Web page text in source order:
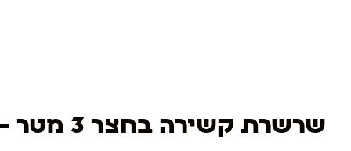
שרשרת קשירה בחצר 3 מטר – עובי 3 מ’’מ